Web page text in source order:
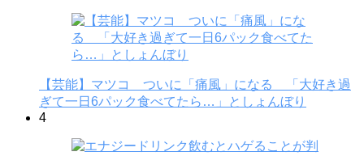
【芸能】マツコ ついに「痛風」になる 「大好き過
ぎて一日6パック食べてたら…」としょんぼり
4